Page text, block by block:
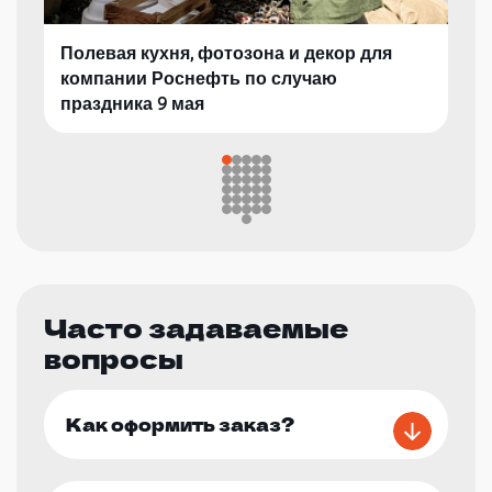
Полевая кухня, фотозона и декор для
компании Роснефть по случаю
праздника 9 мая
Часто задаваемые
вопросы
Как оформить заказ?